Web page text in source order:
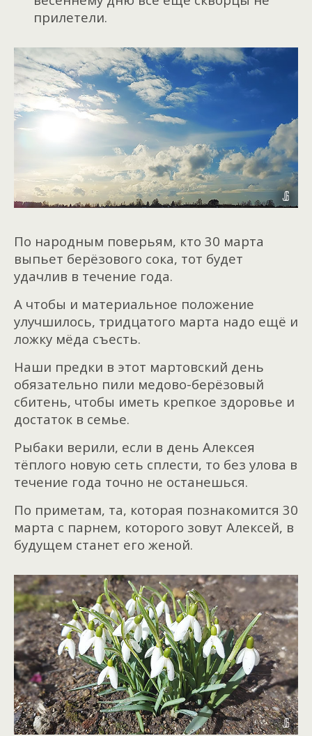
прилетели.
По народным поверьям, кто 30 марта
выпьет берёзового сока, тот будет
удачлив в течение года.
А чтобы и материальное положение
улучшилось, тридцатого марта надо ещё и
ложку мёда съесть.
Наши предки в этот мартовский день
обязательно пили медово-берёзовый
сбитень, чтобы иметь крепкое здоровье и
достаток в семье.
Рыбаки верили, если в день Алексея
тёплого новую сеть сплести, то без улова в
течение года точно не останешься.
По приметам, та, которая познакомится 30
марта с парнем, которого зовут Алексей, в
будущем станет его женой.